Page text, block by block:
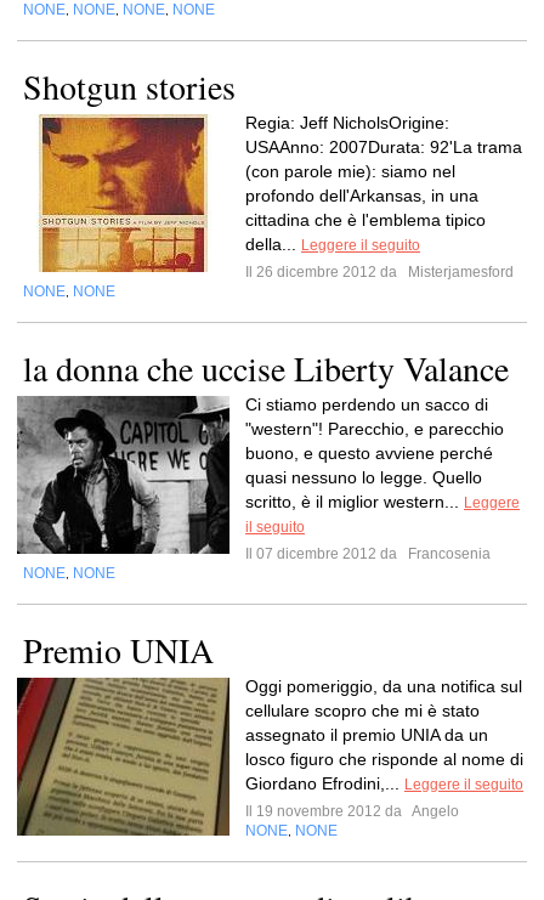
NONE NONE NONE NONE
Shotgun stories
Regia: Jeff NicholsOrigine:
USAAnno: 2007Durata: 92'La trama
(con parole mie): siamo nel
profondo dell'Arkansas, in una
cittadina che è l'emblema tipico
della...
Leggere il seguito
Il 26 dicembre 2012 da
Misterjamesford
NONE NONE
la donna che uccise Liberty Valance
Ci stiamo perdendo un sacco di
"western"! Parecchio, e parecchio
buono, e questo avviene perché
quasi nessuno lo legge. Quello
scritto, è il miglior western...
Leggere
il seguito
Il 07 dicembre 2012 da
Francosenia
NONE NONE
Premio UNIA
Oggi pomeriggio, da una notifica sul
cellulare scopro che mi è stato
assegnato il premio UNIA da un
losco figuro che risponde al nome di
Giordano Efrodini,...
Leggere il seguito
Il 19 novembre 2012 da Angelo
NONE NONE